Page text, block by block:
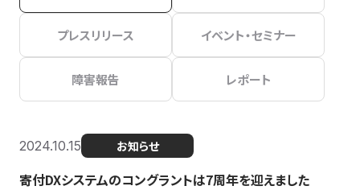
プレスリリース イベント・セミナー
障害報告 レポート
2024.10.15 お知らせ
寄付DXシステムのコングラントは7周年を迎えました